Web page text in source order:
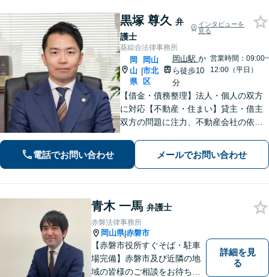
黒塚 尊久 弁
護士
インタビューを
見る
葵綜合法律事務所
岡
山
県
|
岡山
市北
区
岡山駅 か
ら徒歩10
分
営業時間：09:00~
12:00（平日）
【借金・債務整理】法人・個人の双方
に対応【不動産・住まい】貸主・借主
双方の問題に注力、不動産会社の依頼
通。その他労働事件もカバー【行政事
件】学校トラブル・いじめ問題に注力
電話でお問い合わせ メールでお問い合わせ
青木 一馬 弁護士
赤磐法律事務所
岡山県|赤磐市
【赤磐市役所すぐそば・駐車
場完備】赤磐市及び近隣の地
域の皆様のご相談をお待ちし
詳細を見
る